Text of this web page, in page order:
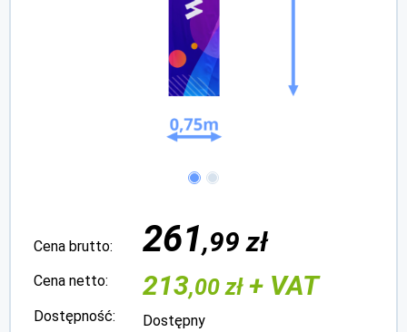
Cena brutto: 261,99 zł
Cena netto: 213,00 zł+ VAT
Dostępność:
Dostępny